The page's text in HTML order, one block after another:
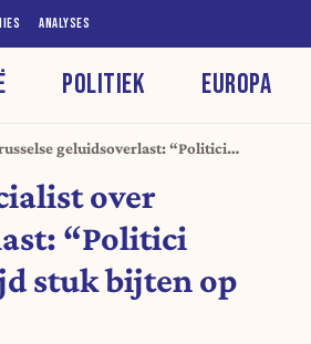
ANALYSES
POLITIEK EUROPA
geluidsoverlast: “Politici
over
“Politici
stuk bijten op